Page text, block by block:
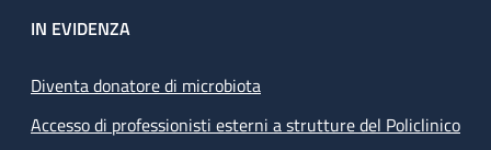
IN EVIDENZA
Diventa donatore di microbiota
Accesso di professionisti esterni a strutture del Policlinico